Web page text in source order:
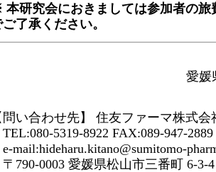
研究会におきましては参加者の旅
ご了承ください。
愛媛県
問い合わせ先】 住友ファーマ株式
5319-8922 FAX:089-947-2889
mail:hideharu.kitano@sumitomo-
790-0003 愛媛県松山市三番町 6-3-